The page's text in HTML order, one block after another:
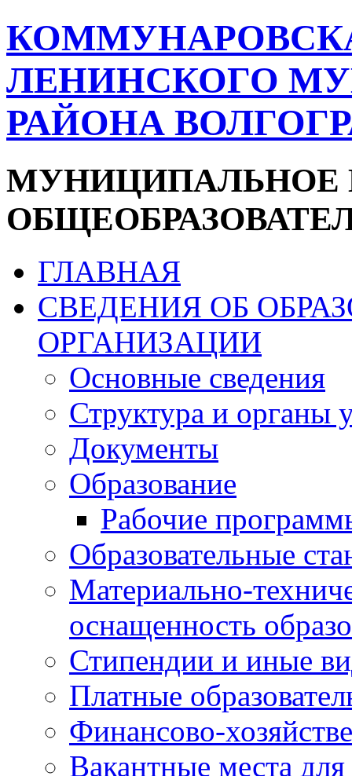
ЛЕНИНСКОГО
РАЙОНА
МУНИЦИПАЛЬНОЕ
ГЛАВНАЯ
СВЕДЕНИЯ ОБ
ОРГАНИЗАЦИИ
Основные сведения
Структура и органы
Документы
Образование
Рабочие
Образовательные
Материально-
оснащенность
Стипендии и иные
Платные
Финансово-
Вакантные места